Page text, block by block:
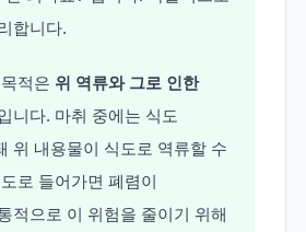
합니다.
적은 위 역류와 그로 인한
니다. 마취 중에는 식도
위 내용물이 식도로 역류할 수
로 들어가면 폐렴이
적으로 이 위험을 줄이기 위해